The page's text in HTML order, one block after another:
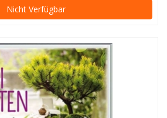
Nicht Verfügbar